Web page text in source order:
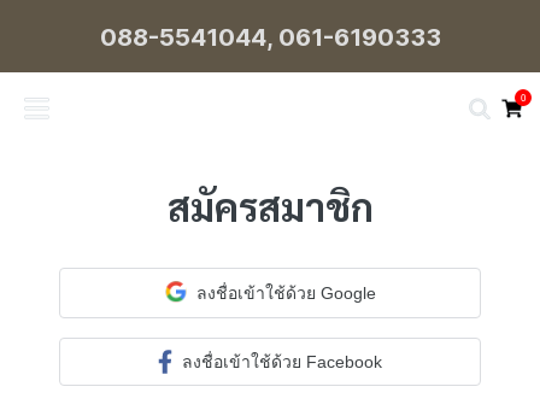
088-5541044, 061-6190333
0
สมัครสมาชิก
ลงชื่อเข้าใช้ด้วย Google
ลงชื่อเข้าใช้ด้วย Facebook